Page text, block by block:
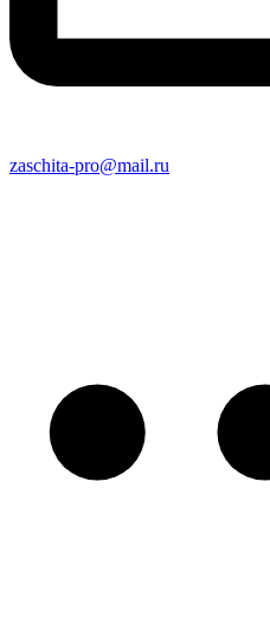
zaschita-pro@mail.ru